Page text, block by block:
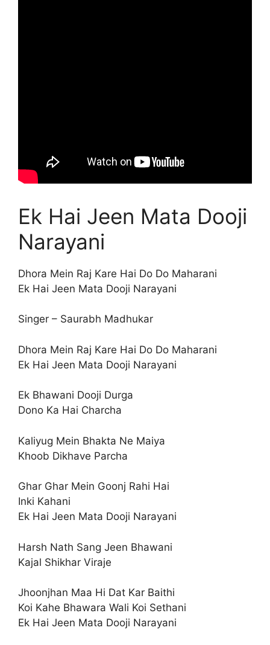
Ek Hai Jeen Mata Dooji
Narayani
Dhora Mein Raj Kare Hai Do Do Maharani
Ek Hai Jeen Mata Dooji Narayani
Singer – Saurabh Madhukar
Dhora Mein Raj Kare Hai Do Do Maharani
Ek Hai Jeen Mata Dooji Narayani
Ek Bhawani Dooji Durga
Dono Ka Hai Charcha
Kaliyug Mein Bhakta Ne Maiya
Khoob Dikhave Parcha
Ghar Ghar Mein Goonj Rahi Hai
Inki Kahani
Ek Hai Jeen Mata Dooji Narayani
Harsh Nath Sang Jeen Bhawani
Kajal Shikhar Viraje
Jhoonjhan Maa Hi Dat Kar Baithi
Koi Kahe Bhawara Wali Koi Sethani
Ek Hai Jeen Mata Dooji Narayani